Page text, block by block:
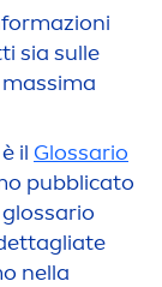
sia sulle
il Glossario
pubblicato
nella